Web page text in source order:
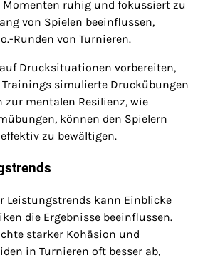
ruhig und fokussiert zu
von Spielen beeinflussen,
Runden von Turnieren.
Drucksituationen vorbereiten,
simulierte Druckübungen
zur mentalen Resilienz, wie
können den Spielern
zu bewältigen.
Leistungstrends kann Einblicke
die Ergebnisse beeinflussen.
starker Kohäsion und
in Turnieren oft besser ab,